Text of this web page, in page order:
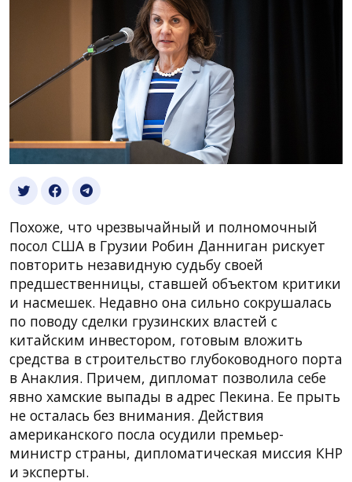
Похоже, что чрезвычайный и полномочный
посол США в Грузии Робин Данниган рискует
повторить незавидную судьбу своей
предшественницы, ставшей объектом критики
и насмешек. Недавно она сильно сокрушалась
по поводу сделки грузинских властей с
китайским инвестором, готовым вложить
средства в строительство глубоководного порта
в Анаклия. Причем, дипломат позволила себе
явно хамские выпады в адрес Пекина. Ее прыть
не осталась без внимания. Действия
американского посла осудили премьер-
министр страны, дипломатическая миссия КНР
и эксперты.